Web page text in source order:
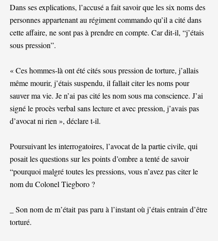
Dans ses explications, l’accusé a fait savoir que les six noms des
personnes appartenant au régiment commando qu’il a cité dans
cette affaire, ne sont pas à prendre en compte. Car dit-il, “j’étais
sous pression”.
« Ces hommes-là ont été cités sous pression de torture, j’allais
même mourir, j’étais suspendu, il fallait citer les noms pour
sauver ma vie. Je n’ai pas cité les nom sous ma conscience. J’ai
signé le procès verbal sans lecture et avec pression, j’avais pas
d’avocat ni rien », déclare t-il.
Poursuivant les interrogatoires, l’avocat de la partie civile, qui
posait les questions sur les points d’ombre a tenté de savoir
“pourquoi malgré toutes les pressions, vous n’avez pas citer le
nom du Colonel Tiegboro ?
_ Son nom de m’était pas paru à l’instant où j’étais entrain d’être
torturé.